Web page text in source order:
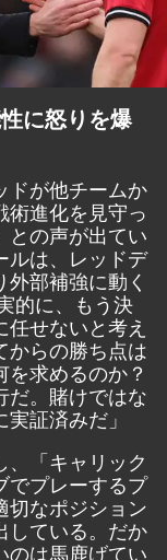
に怒りを爆
ドが他チームか
術進化を見守っ
との声が出てい
ルは、レッドデ
部補強に動く
的に、もう決
せないと考え
からの勝ち点は
求めるのか？
だ。賭けではな
証済みだ」
「キャリック
でプレーするプ
切なポジション
している。だか
のは馬鹿げてい